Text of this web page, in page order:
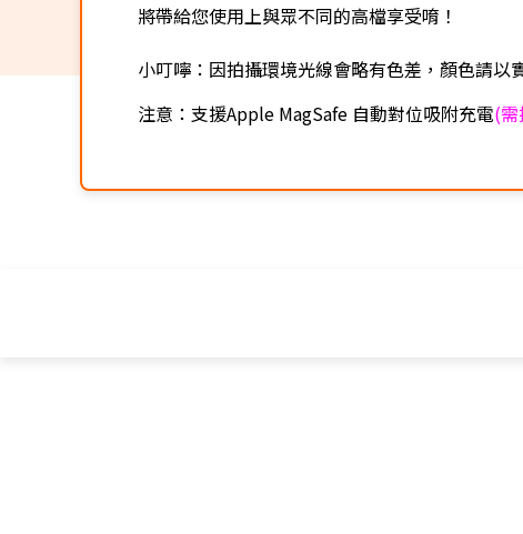
將帶給您使用上與眾不同的高檔享受唷！
小叮嚀：因拍攝環境光線會略有色差，顏色請以
注意：支援Apple MagSafe 自動對位吸附充電(